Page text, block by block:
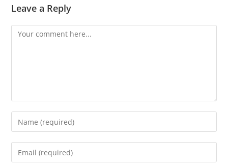
Leave a Reply
Comment
Enter
your
name
Enter
your